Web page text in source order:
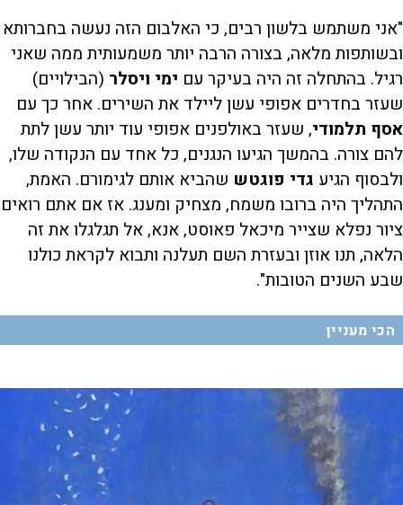
"אני משתמש בלשון רבים, כי האלבום הזה נעשה בחברותא
ובשותפות מלאה, בצורה הרבה יותר משמעותית ממה שאני
רגיל. בהתחלה זה היה בעיקר עם ימי ויסלר (הבילויים)
שעזר בחדרים אפופי עשן ליילד את השירים. אחר כך עם
אסף תלמודי, שעזר באולפנים אפופי עוד יותר עשן לתת
להם צורה. בהמשך הגיעו הנגנים, כל אחד עם הנקודה שלו,
ולבסוף הגיע גדי פוגטש שהביא אותם לגימורם. האמת,
התהליך היה ברובו משמח, מצחיק ומענג. אז אם אתם רואים
ציור נפלא שצייר מיכאל פאוסט, אנא, אל תגלגלו את זה
הלאה, תנו אוזן ובעזרת השם תעלנה ותבוא לקראת כולנו
שבע השנים הטובות".
הכי מעניין